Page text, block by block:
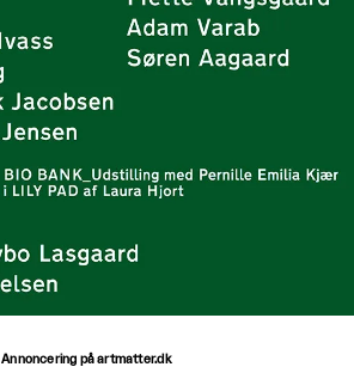
Annoncering på artmatter.dk